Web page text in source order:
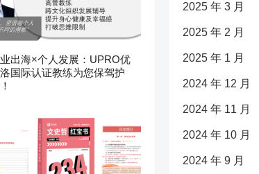
出海×个人发展：UPRO优
国际认证教练为您保驾护
2025 年 3 月
2025 年 2 月
2025 年 1 月
2024 年 12 月
2024 年 11 月
2024 年 10 月
2024 年 9 月